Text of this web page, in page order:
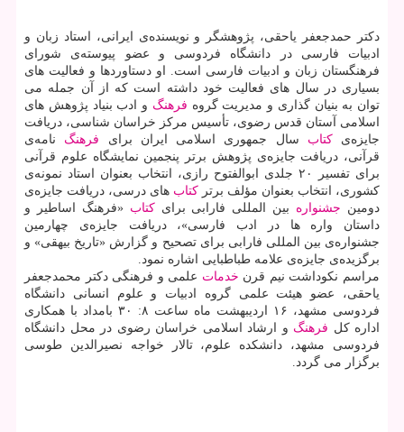
دكتر حمدجعفر یاحقی، پژوهشگر و نویسنده‌ی ایرانی، استاد زبان و
ادبیات فارسی در دانشگاه فردوسی و عضو پیوسته‌ی شورای
فرهنگستان زبان و ادبیات فارسی است. او دستاوردها و فعالیت های
بسیاری در سال های فعالیت خود داشته است كه از آن جمله می
توان به بنیان گذاری و مدیریت گروه فرهنگ و ادب بنیاد پژوهش های
اسلامی آستان قدس رضوی، تأسیس مركز خراسان شناسی، دریافت
جایزه‌یكتاب سال جمهوری اسلامی ایران برای فرهنگ نامه‌ی
قرآنی، دریافت جایزه‌ی پژوهش برتر پنجمین نمایشگاه علوم قرآنی
برای تفسیر ۲۰ جلدی ابوالفتوح رازی، انتخاب بعنوان استاد نمونه‌ی
كشوری، انتخاب بعنوان مؤلف برتر كتاب های درسی، دریافت جایزه‌ی
دومین جشنواره بین المللی فارابی برایكتاب «فرهنگ اساطیر و
داستان واره ها در ادب فارسی»، دریافت جایزه‌ی چهارمین
جشنواره‌ی بین المللی فارابی برای تصحیح و گزارش «تاریخ بیهقی» و
برگزیده‌ی جایزه‌ی علامه طباطبایی اشاره نمود.
مراسم نكوداشت نیم قرن خدمات علمی و فرهنگی دكتر محمدجعفر
یاحقی، عضو هیئت علمی گروه ادبیات و علوم انسانی دانشگاه
فردوسی مشهد، ۱۶ اردیبهشت ماه ساعت ۸: ۳۰ بامداد با همكاری
اداره كل فرهنگ و ارشاد اسلامی خراسان رضوی در محل دانشگاه
فردوسی مشهد، دانشكده علوم، تالار خواجه نصیرالدین طوسی
برگزار می گردد.